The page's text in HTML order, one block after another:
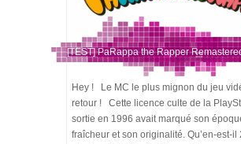
[TEST] PaRappa the Rapper
Hey ! Le MC le plus mignon du jeu
retour ! Cette licence culte de la
sortie en 1996 avait marqué son
fraîcheur et son originalité. Qu’en-est-il